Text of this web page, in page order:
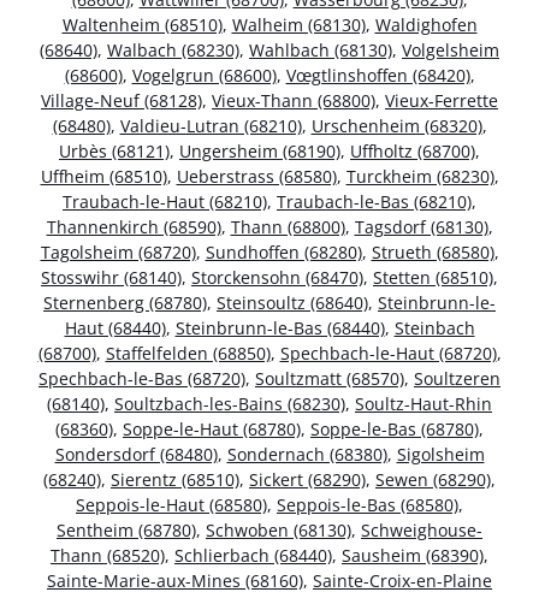
Waltenheim (68510), Walheim (68130), Waldighofen
(68640), Walbach (68230), Wahlbach (68130), Volgelsheim
(68600), Vogelgrun (68600), Vœgtlinshoffen (68420),
Village-Neuf (68128), Vieux-Thann (68800), Vieux-Ferrette
(68480), Valdieu-Lutran (68210), Urschenheim (68320),
Urbès (68121), Ungersheim (68190), Uffholtz (68700),
Uffheim (68510), Ueberstrass (68580), Turckheim (68230),
Traubach-le-Haut (68210), Traubach-le-Bas (68210),
Thannenkirch (68590), Thann (68800), Tagsdorf (68130),
Tagolsheim (68720), Sundhoffen (68280), Strueth (68580),
Stosswihr (68140), Storckensohn (68470), Stetten (68510),
Sternenberg (68780), Steinsoultz (68640), Steinbrunn-le-
Haut (68440), Steinbrunn-le-Bas (68440), Steinbach
(68700), Staffelfelden (68850), Spechbach-le-Haut (68720),
Spechbach-le-Bas (68720), Soultzmatt (68570), Soultzeren
(68140), Soultzbach-les-Bains (68230), Soultz-Haut-Rhin
(68360), Soppe-le-Haut (68780), Soppe-le-Bas (68780),
Sondersdorf (68480), Sondernach (68380), Sigolsheim
(68240), Sierentz (68510), Sickert (68290), Sewen (68290),
Seppois-le-Haut (68580), Seppois-le-Bas (68580),
Sentheim (68780), Schwoben (68130), Schweighouse-
Thann (68520), Schlierbach (68440), Sausheim (68390),
Sainte-Marie-aux-Mines (68160), Sainte-Croix-en-Plaine